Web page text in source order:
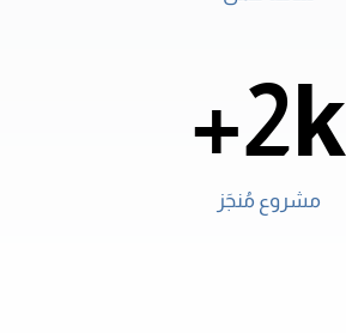
2k+
مشروع مُنجَز